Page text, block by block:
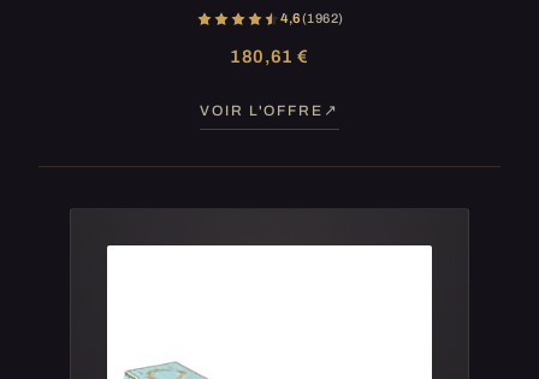
4,6(1 962)
180,61 €
VOIR L'OFFRE